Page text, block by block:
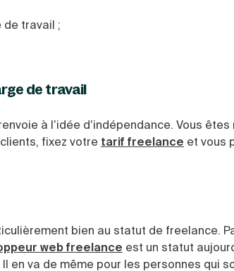
de travail ;
de travail
à l’idée d’indépendance. Vous
fixez votre tarif freelance et vous
bien au statut de freelance.
web freelance est un statut
en va de même pour les personnes qui